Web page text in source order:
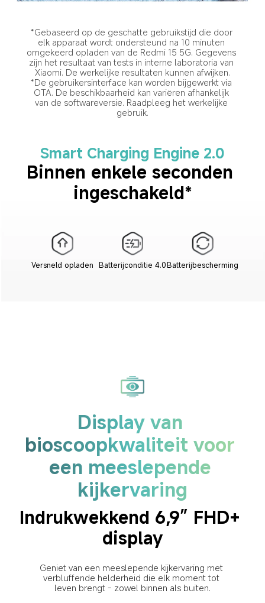
*Gebaseerd op de geschatte gebruikstijd die door
elk apparaat wordt ondersteund na 10 minuten
omgekeerd opladen van de Redmi 15 5G. Gegevens
zijn het resultaat van tests in interne laboratoria van
Xiaomi. De werkelijke resultaten kunnen afwijken.
*De gebruikersinterface kan worden bijgewerkt via
OTA. De beschikbaarheid kan variëren afhankelijk
van de softwareversie. Raadpleeg het werkelijke
gebruik.
Smart Charging Engine 2.0
Binnen enkele seconden
ingeschakeld*
Versneld opladen Batterijconditie 4.0Batterijbescherming
Display van
bioscoopkwaliteit voor
een meeslepende
kijkervaring
Indrukwekkend 6,9” FHD+
display
Geniet van een meeslepende kijkervaring met
verbluffende helderheid die elk moment tot
leven brengt - zowel binnen als buiten.